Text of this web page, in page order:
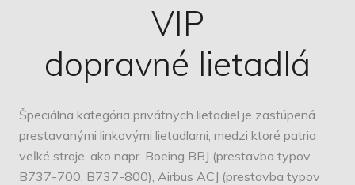
VIP
dopravné lietadlá
Špeciálna kategória privátnych lietadiel je zastúpená
prestavanými linkovými lietadlami, medzi ktoré patria
veľké stroje, ako napr. Boeing BBJ (prestavba typov
B737-700, B737-800), Airbus ACJ (prestavba typov